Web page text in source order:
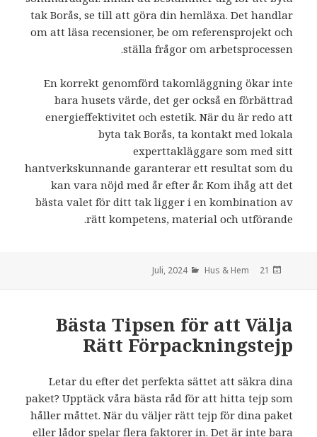
tak Borås, se till att göra din hemläxa. Det handlar
om att läsa recensioner, be om referensprojekt och
ställa frågor om arbetsprocessen.
En korrekt genomförd takomläggning ökar inte
bara husets värde, det ger också en förbättrad
energieffektivitet och estetik. När du är redo att
byta tak Borås, ta kontakt med lokala
experttakläggare som med sitt
hantverkskunnande garanterar ett resultat som du
kan vara nöjd med år efter år. Kom ihåg att det
bästa valet för ditt tak ligger i en kombination av
rätt kompetens, material och utförande.
den
21 Juli, 2024
Hus & Hem
Bästa Tipsen för att Välja
Rätt Förpackningstejp
Letar du efter det perfekta sättet att säkra dina
paket? Upptäck våra bästa råd för att hitta tejp som
håller måttet. När du väljer rätt tejp för dina paket
eller lådor spelar flera faktorer in. Det är inte bara